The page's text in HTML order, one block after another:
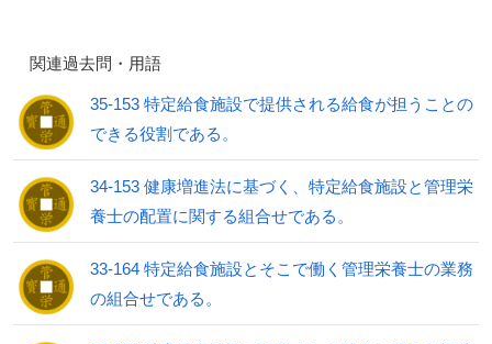
関連過去問・用語
35-153 特定給食施設で提供される給食が担うことの
できる役割である。
34-153 健康増進法に基づく、特定給食施設と管理栄
養士の配置に関する組合せである。
33-164 特定給食施設とそこで働く管理栄養士の業務
の組合せである。